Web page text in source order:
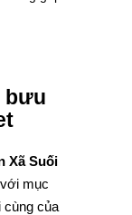
bưu
Xã Suối
mục
cùng của